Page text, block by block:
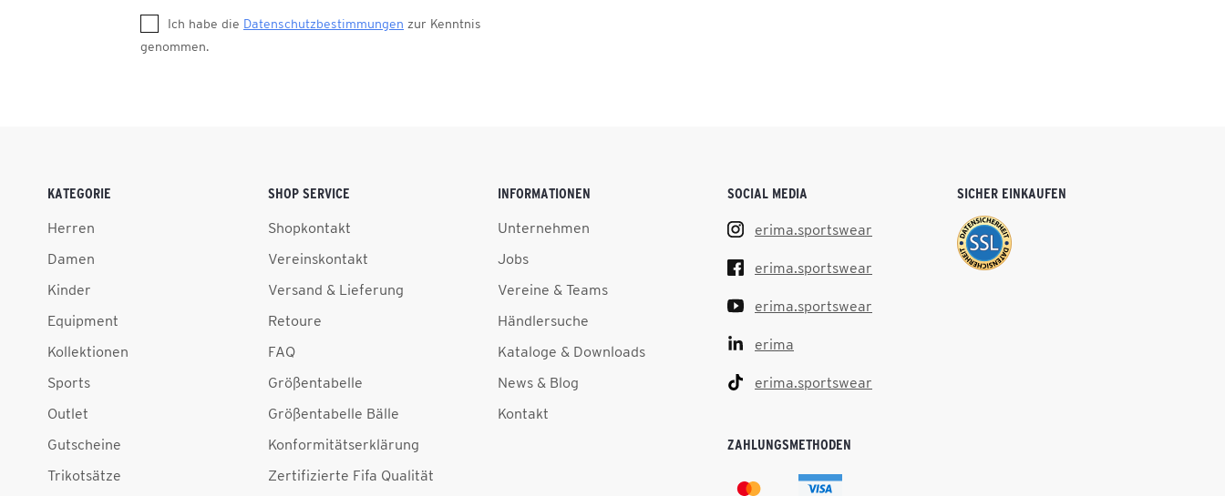
Ich habe die Datenschutzbestimmungen zur Kenntnis
genommen.
KATEGORIE
Herren
Damen
Kinder
Equipment
Kollektionen
Sports
Outlet
Gutscheine
Trikotsätze
SHOP SERVICE
Shopkontakt
Vereinskontakt
Versand & Lieferung
Retoure
FAQ
Größentabelle
Größentabelle Bälle
Konformitätserklärung
Zertifizierte Fifa Qualität
INFORMATIONEN
Unternehmen
Jobs
Vereine & Teams
Händlersuche
Kataloge & Downloads
News & Blog
Kontakt
SOCIAL MEDIA
erima.sportswear
erima.sportswear
erima.sportswear
erima
erima.sportswear
ZAHLUNGSMETHODEN
SICHER EINKAUFEN